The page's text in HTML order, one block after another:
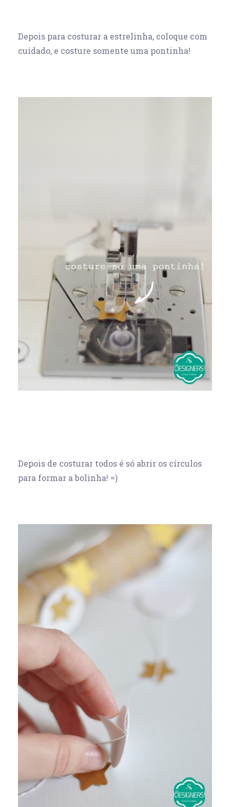
Depois para costurar a estrelinha, coloque com
cuidado, e costure somente uma pontinha!
Depois de costurar todos é só abrir os círculos
para formar a bolinha! =)